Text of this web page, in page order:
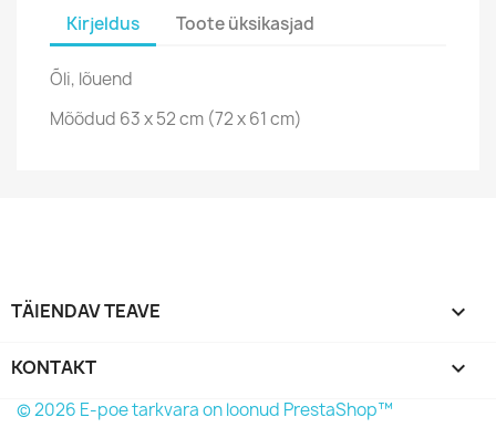
Kirjeldus Toote üksikasjad
Õli, lõuend
Mõõdud 63 x 52 cm (72 x 61 cm)
TÄIENDAV TEAVE 
KONTAKT keyboard_arrow_down
© 2026 E-poe tarkvara on loonud PrestaShop™